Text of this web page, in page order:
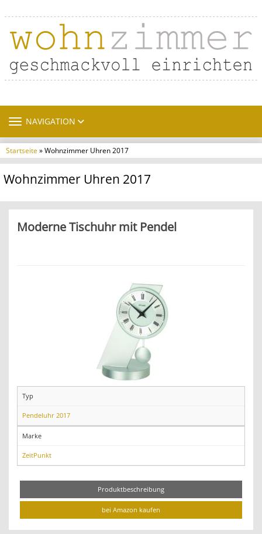
TOGGLE NAVIGATION
NAVIGATION
Startseite» Wohnzimmer Uhren 2017
Wohnzimmer Uhren 2017
Moderne Tischuhr mit Pendel
Typ
Pendeluhr 2017
Marke
ZeitPunkt
Produktbeschreibung
bei Amazon kaufen